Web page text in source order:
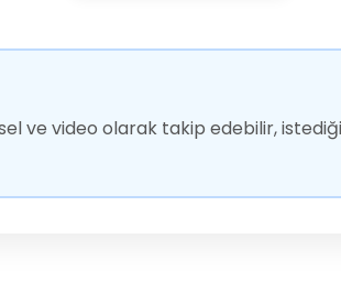
ve video olarak takip edebilir,